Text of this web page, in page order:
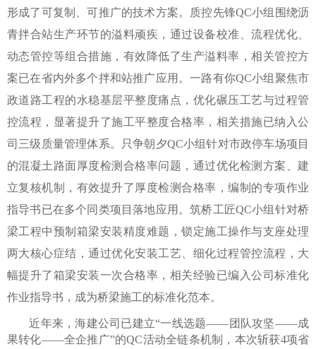
形成了可复制、可推广的技术方案。质控先锋QC小组围绕沥
青拌合站生产环节的溢料顽疾，通过设备校准、流程优化、
动态管控等组合措施，有效降低了生产溢料率，相关管控方
案已在省内外多个拌和站推广应用。一路有你QC小组聚焦市
政道路工程的水稳基层平整度痛点，优化碾压工艺与过程管
控流程，显著提升了施工平整度合格率，相关措施已纳入公
司三级质量管理体系。只争朝夕QC小组针对市政停车场项目
的混凝土路面厚度检测合格率问题，通过优化检测方案、建
立复核机制，有效提升了厚度检测合格率，编制的专项作业
指导书已在多个同类项目落地应用。筑桥工匠QC小组针对桥
梁工程中预制箱梁安装精度难题，锁定施工操作与支座处理
两大核心症结，通过优化安装工艺、细化过程管控流程，大
幅提升了箱梁安装一次合格率，相关经验已编入公司标准化
作业指导书，成为桥梁施工的标准化范本。
近年来，海建公司已建立“一线选题——团队攻坚——成
果转化——全企推广”的QC活动全链条机制，本次斩获4项省